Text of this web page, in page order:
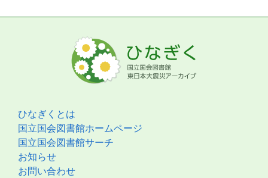
ひなぎくとは
国立国会図書館ホームページ
国立国会図書館サーチ
お知らせ
お問い合わせ